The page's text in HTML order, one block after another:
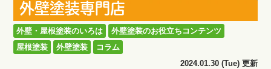
外壁塗装専門店
外壁・屋根塗装のいろは
外壁塗装のお役立ちコンテンツ
屋根塗装
外壁塗装
コラム
2024.01.30 (Tue) 更新